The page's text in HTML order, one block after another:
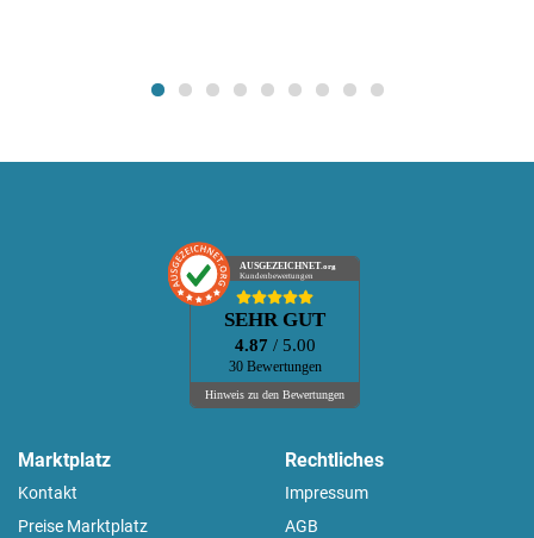
AUSGEZEICHNET.org
Kundenbewertungen
SEHR GUT
4.87 / 5.00
30 Bewertungen
Hinweis zu den Bewertungen
Marktplatz
Kontakt
Preise Marktplatz
Rechtliches
Impressum
AGB